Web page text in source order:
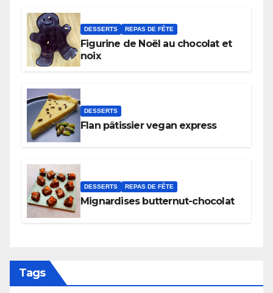
DESSERTS REPAS DE FÊTE
Figurine de Noël au chocolat et
noix
DESSERTS
Flan pâtissier vegan express
DESSERTS REPAS DE FÊTE
Mignardises butternut-chocolat
Tags